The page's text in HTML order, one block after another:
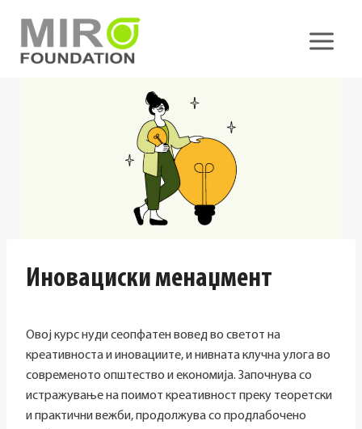
content
Иновациски менаџмент
Овој курс нуди сеопфатен вовед во светот на
креативноста и иновациите, и нивната клучна улога во
современото општество и економија. Започнува со
истражување на поимот креативност преку теоретски
и практични вежби, продолжува со продлабочено